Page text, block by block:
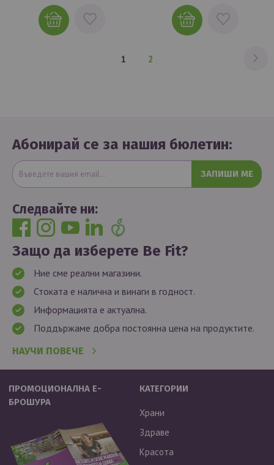
ДОБАВИ
ЛЮБИМИ
ДОБАВИ
ЛЮБИМИ
В
1 Страница
2
Абонирай се за нашия бюлетин:
ЗАПИШИ МЕ
Следвайте ни:
Защо да изберете Be Fit?
Ние сме реални магазини.
Стоката е налична и винаги в годност.
Информацията е актуална.
Поддържаме добра постоянна цена на продуктите.
НАУЧИ ПОВЕЧЕ
ПРОМОЦИОНАЛНА Е-
БРОШУРА
КАТЕГОРИИ
Храни
Здраве
Красота